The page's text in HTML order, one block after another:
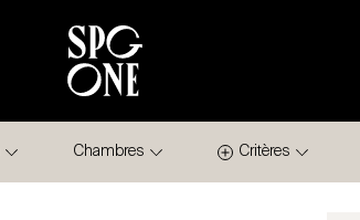
Chambres Critères